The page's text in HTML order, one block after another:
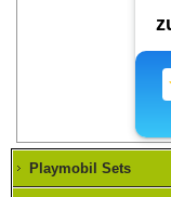
Playmobil Sets